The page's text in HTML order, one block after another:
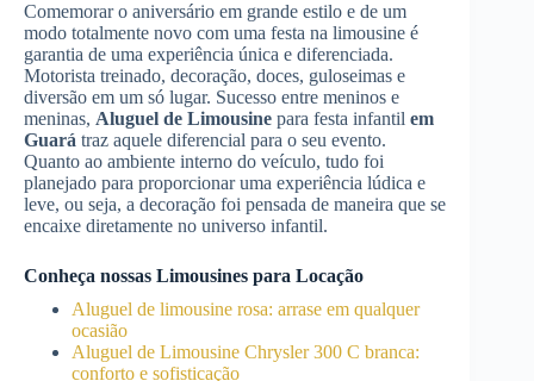
Comemorar o aniversário em grande estilo e de um
modo totalmente novo com uma festa na limousine é
garantia de uma experiência única e diferenciada.
Motorista treinado, decoração, doces, guloseimas e
diversão em um só lugar. Sucesso entre meninos e
meninas, Aluguel de Limousine para festa infantil em
Guará traz aquele diferencial para o seu evento.
Quanto ao ambiente interno do veículo, tudo foi
planejado para proporcionar uma experiência lúdica e
leve, ou seja, a decoração foi pensada de maneira que se
encaixe diretamente no universo infantil.
Conheça nossas Limousines para Locação
Aluguel de limousine rosa: arrase em qualquer
ocasião
Aluguel de Limousine Chrysler 300 C branca:
conforto e sofisticação